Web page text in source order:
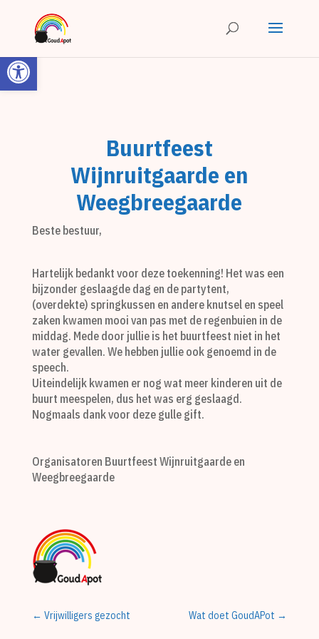
Toolbar openen
Buurtfeest
Wijnruitgaarde en
Weegbreegaarde
Beste bestuur,
Hartelijk bedankt voor deze toekenning! Het was een
bijzonder geslaagde dag en de partytent,
(overdekte) springkussen en andere knutsel en speel
zaken kwamen mooi van pas met de regenbuien in de
middag. Mede door jullie is het buurtfeest niet in het
water gevallen. We hebben jullie ook genoemd in de
speech.
Uiteindelijk kwamen er nog wat meer kinderen uit de
buurt meespelen, dus het was erg geslaagd.
Nogmaals dank voor deze gulle gift.
Organisatoren Buurtfeest Wijnruitgaarde en
Weegbreegaarde
← Vrijwilligers gezocht Wat doet GoudAPot →